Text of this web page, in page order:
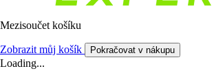
Mezisoučet košíku
Zobrazit můj košík Pokračovat v nákupu
Loading...